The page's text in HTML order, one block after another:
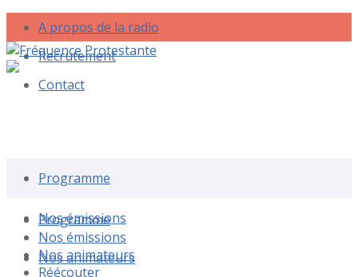
A propos de la radio
Recrutement
Contact
Programme
Nos émissions
Nos animateurs
Programme
Nos émissions
Nos animateurs
Réécouter